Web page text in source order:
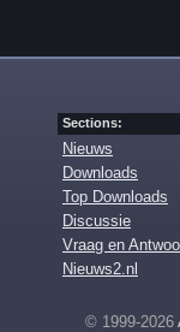
Sections:
Nieuws
Downloads
Top Downloads
Discussie
Vraag en
Nieuws2.nl
© 1999-2026